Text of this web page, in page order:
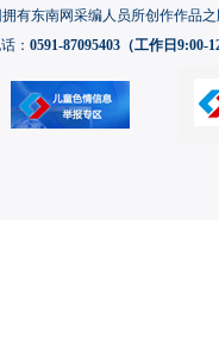
有东南网采编人员所创作作品
： 0591-87095403（工作日9:00-